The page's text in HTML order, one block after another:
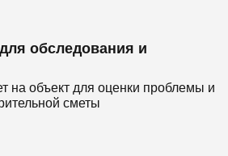
обследования и
на объект для оценки проблемы и
сметы